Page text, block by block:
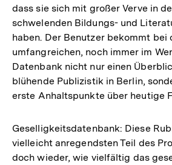
dass sie sich mit großer Verve in
schwelenden Bildungs- und
haben. Der Benutzer bekommt bei
umfangreichen, noch immer im
Datenbank nicht nur einen
blühende Publizistik in Berlin,
erste Anhaltspunkte über heutige
Geselligkeitsdatenbank: Diese
vielleicht anregendsten Teil des
doch wieder, wie vielfältig das